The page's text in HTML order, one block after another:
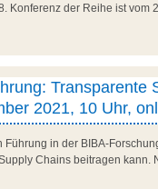
Konferenz der Reihe ist vom
Transparente
2021, 10 Uhr,
Führung in der BIBA-
Chains beitragen kann.